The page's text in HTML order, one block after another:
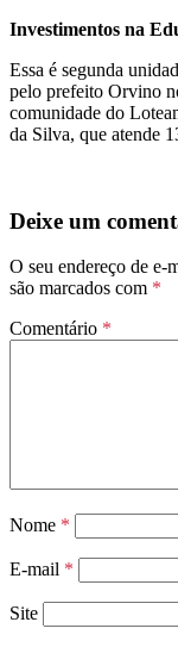
Investimentos na
Essa é segunda
pelo prefeito Orvino
comunidade do
da Silva, que atende
Deixe um
O seu endereço de e-
são marcados com *
Comentário *
Nome *
E-mail *
Site